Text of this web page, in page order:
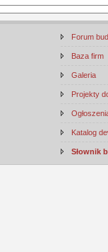
Forum
Baza firm
Galeria
Projekty
Katalog
Słownik